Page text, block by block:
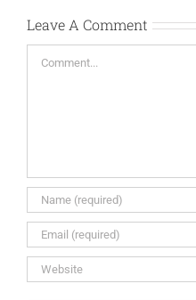
Leave A Comment